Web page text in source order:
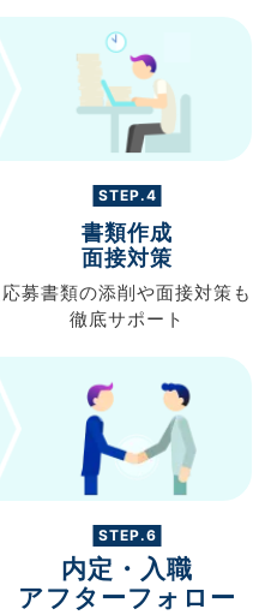
STEP.4
書類作成
面接対策
応募書類の添削や面接対策も
徹底サポート
STEP.6
内定・入職
アフターフォロー